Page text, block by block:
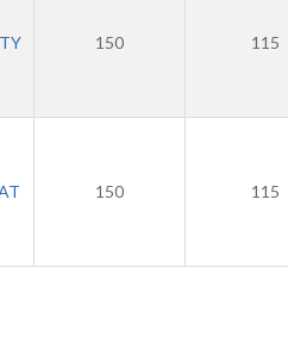
150 115
150 115